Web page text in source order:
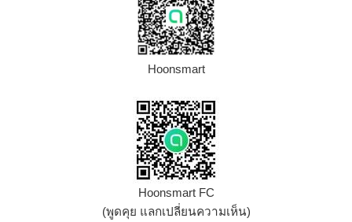
Hoonsmart
Hoonsmart FC
(พูดคุย แลกเปลี่ยนความเห็น)